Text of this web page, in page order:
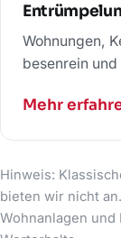
Wohnungen,
besenrein
Mehr
Hinweis:
bieten wir nicht
Wohnanlagen und